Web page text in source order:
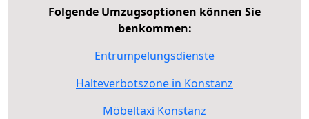
Folgende Umzugsoptionen können Sie
benkommen:
Entrümpelungsdienste
Halteverbotszone in Konstanz
Möbeltaxi Konstanz